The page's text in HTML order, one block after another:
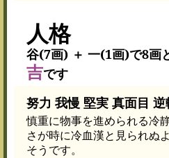
人格
谷(7画) ＋ 一(1画)で8画
吉です
努力 我慢 堅実 真面目 逆
慎重に物事を進められる冷
さが時に冷血漢と見られぬ
そうです。